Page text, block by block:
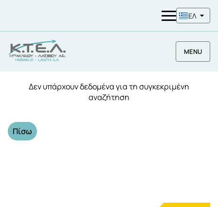
ΕΛ
MENU
Δεν υπάρχουν δεδομένα για τη συγκεκριμένη
αναζήτηση
Πίσω